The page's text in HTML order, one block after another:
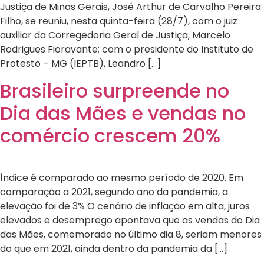
Justiça de Minas Gerais, José Arthur de Carvalho Pereira
Filho, se reuniu, nesta quinta-feira (28/7), com o juiz
auxiliar da Corregedoria Geral de Justiça, Marcelo
Rodrigues Fioravante; com o presidente do Instituto de
Protesto – MG (IEPTB), Leandro […]
Brasileiro surpreende no
Dia das Mães e vendas no
comércio crescem 20%
Índice é comparado ao mesmo período de 2020. Em
comparação a 2021, segundo ano da pandemia, a
elevação foi de 3% O cenário de inflação em alta, juros
elevados e desemprego apontava que as vendas do Dia
das Mães, comemorado no último dia 8, seriam menores
do que em 2021, ainda dentro da pandemia da […]